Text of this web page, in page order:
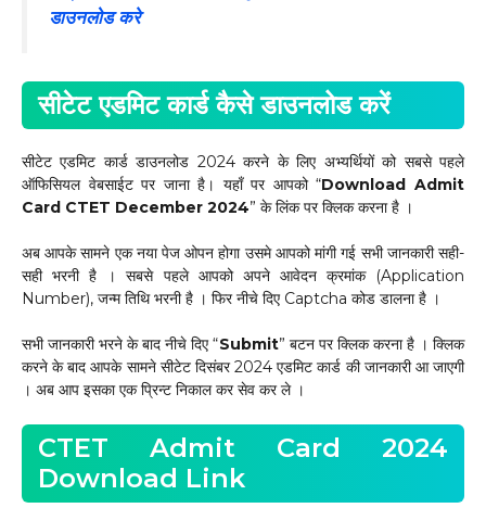
डाउनलोड करे
सीटेट एडमिट कार्ड कैसे डाउनलोड करें
सीटेट एडमिट कार्ड डाउनलोड 2024 करने के लिए अभ्यर्थियों को सबसे पहले
ऑफिसियल वेबसाईट पर जाना है। यहाँ पर आपको “Download Admit
Card CTET December 2024” के लिंक पर क्लिक करना है ।
अब आपके सामने एक नया पेज ओपन होगा उसमे आपको मांगी गई सभी जानकारी सही-
सही भरनी है । सबसे पहले आपको अपने आवेदन क्रमांक (Application
Number), जन्म तिथि भरनी है । फिर नीचे दिए Captcha कोड डालना है ।
सभी जानकारी भरने के बाद नीचे दिए “Submit” बटन पर क्लिक करना है । क्लिक
करने के बाद आपके सामने सीटेट दिसंबर 2024 एडमिट कार्ड की जानकारी आ जाएगी
। अब आप इसका एक प्रिन्ट निकाल कर सेव कर ले ।
CTET Admit Card 2024
Download Link